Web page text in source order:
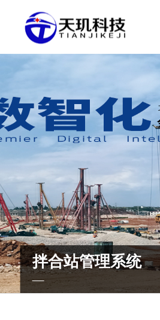
拌合站管理系统